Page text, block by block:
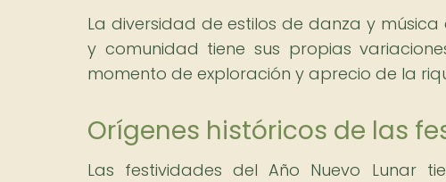
La diversidad de estilos de danza y
y comunidad tiene sus propias
momento de exploración y aprecio de la
Orígenes históricos de las
Las festividades del Año Nuevo Lunar